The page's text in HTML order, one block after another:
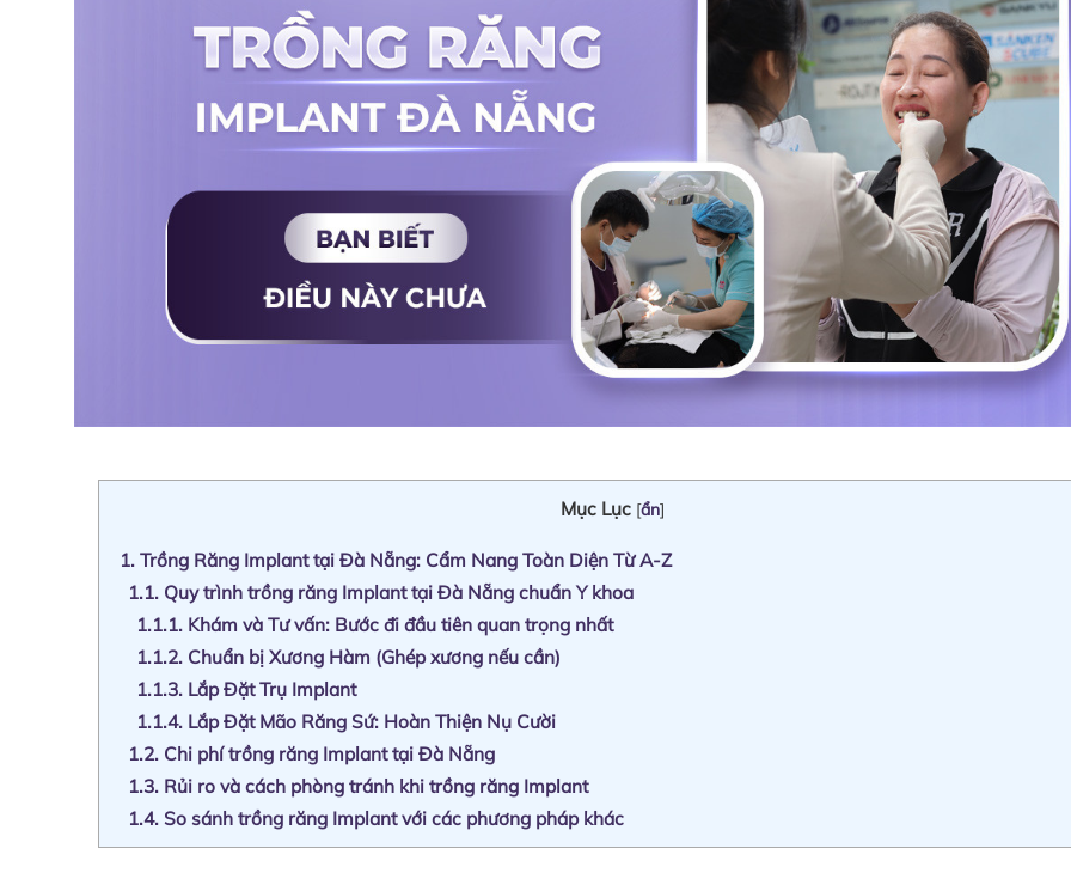
Mục Lục [ẩn]
1. Trồng Răng Implant tại Đà Nẵng: Cẩm Nang Toàn Diện Từ A-Z
1.1. Quy trình trồng răng Implant tại Đà Nẵng chuẩn Y khoa
1.1.1. Khám và Tư vấn: Bước đi đầu tiên quan trọng nhất
1.1.2. Chuẩn bị Xương Hàm (Ghép xương nếu cần)
1.1.3. Lắp Đặt Trụ Implant
1.1.4. Lắp Đặt Mão Răng Sứ: Hoàn Thiện Nụ Cười
1.2. Chi phí trồng răng Implant tại Đà Nẵng
1.3. Rủi ro và cách phòng tránh khi trồng răng Implant
1.4. So sánh trồng răng Implant với các phương pháp khác